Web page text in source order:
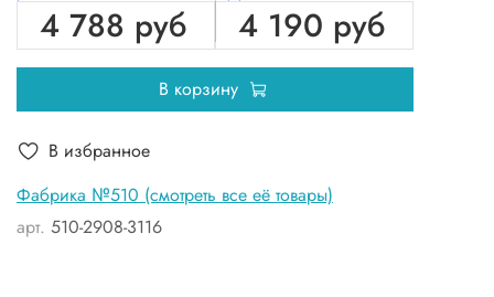
Фабрика №510 (смотреть все её товары)
арт. 510-2908-3116
4 788 руб 4 190 руб
В корзину
В избранное